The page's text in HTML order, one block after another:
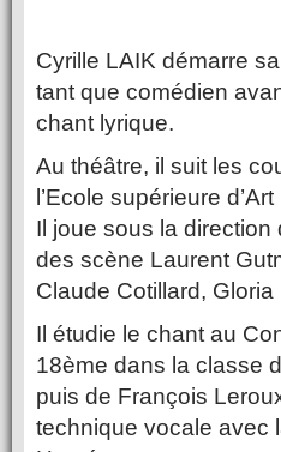
Cyrille LAIK démarre
tant que comédien
chant lyrique.
Au théâtre, il suit les
l’Ecole supérieure
Il joue sous la direction
des scène Laurent
Claude Cotillard,
Il étudie le chant au
18ème dans la classe
puis de François
technique vocale avec